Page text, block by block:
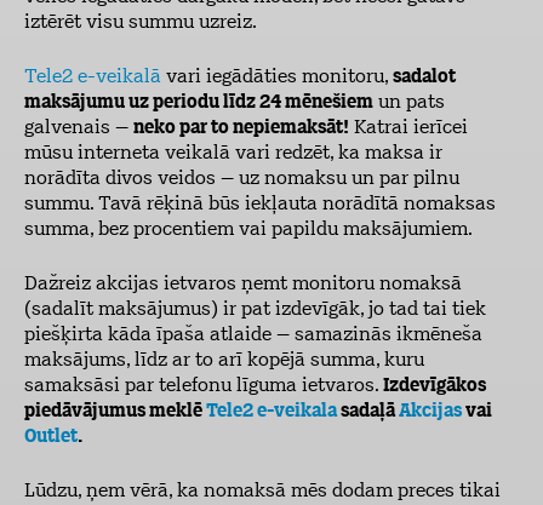
iztērēt visu summu uzreiz.
Tele2 e-veikalā vari iegādāties monitoru, sadalot
maksājumu uz periodu līdz 24 mēnešiem un pats
galvenais – neko par to nepiemaksāt! Katrai ierīcei
mūsu interneta veikalā vari redzēt, ka maksa ir
norādīta divos veidos – uz nomaksu un par pilnu
summu. Tavā rēķinā būs iekļauta norādītā nomaksas
summa, bez procentiem vai papildu maksājumiem.
Dažreiz akcijas ietvaros ņemt monitoru nomaksā
(sadalīt maksājumus) ir pat izdevīgāk, jo tad tai tiek
piešķirta kāda īpaša atlaide – samazinās ikmēneša
maksājums, līdz ar to arī kopējā summa, kuru
samaksāsi par telefonu līguma ietvaros. Izdevīgākos
piedāvājumus meklēTele2 e-veikalasadaļāAkcijasvai
Outlet.
Lūdzu, ņem vērā, ka nomaksā mēs dodam preces tikai